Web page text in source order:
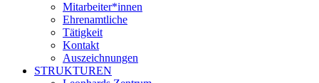
Mitarbeiter*innen
Ehrenamtliche
Tätigkeit
Kontakt
Auszeichnungen
STRUKTUREN